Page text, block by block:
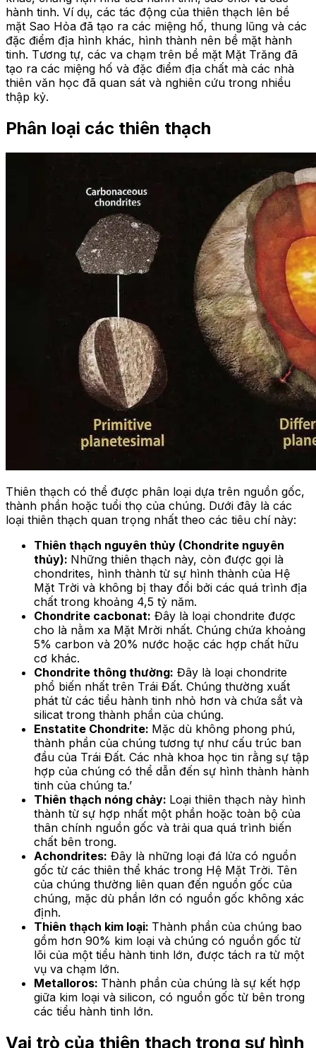
hành tinh. Ví dụ, các tác động của thiên thạch lên bề
mặt Sao Hỏa đã tạo ra các miệng hố, thung lũng và các
đặc điểm địa hình khác, hình thành nên bề mặt hành
tinh. Tương tự, các va chạm trên bề mặt Mặt Trăng đã
tạo ra các miệng hố và đặc điểm địa chất mà các nhà
thiên văn học đã quan sát và nghiên cứu trong nhiều
thập kỷ.
Phân loại các thiên thạch
Thiên thạch có thể được phân loại dựa trên nguồn gốc,
thành phần hoặc tuổi thọ của chúng. Dưới đây là các
loại thiên thạch quan trọng nhất theo các tiêu chí này:
Thiên thạch nguyên thủy (Chondrite nguyên
thủy): Những thiên thạch này, còn được gọi là
chondrites, hình thành từ sự hình thành của Hệ
Mặt Trời và không bị thay đổi bởi các quá trình địa
chất trong khoảng 4,5 tỷ năm.
Chondrite cacbonat: Đây là loại chondrite được
cho là nằm xa Mặt Mrời nhất. Chúng chứa khoảng
5% carbon và 20% nước hoặc các hợp chất hữu
cơ khác.
Chondrite thông thường: Đây là loại chondrite
phổ biến nhất trên Trái Đất. Chúng thường xuất
phát từ các tiểu hành tinh nhỏ hơn và chứa sắt và
silicat trong thành phần của chúng.
Enstatite Chondrite: Mặc dù không phong phú,
thành phần của chúng tương tự như cấu trúc ban
đầu của Trái Đất. Các nhà khoa học tin rằng sự tập
hợp của chúng có thể dẫn đến sự hình thành hành
tinh của chúng ta.’
Thiên thạch nóng chảy: Loại thiên thạch này hình
thành từ sự hợp nhất một phần hoặc toàn bộ của
thân chính nguồn gốc và trải qua quá trình biến
chất bên trong.
Achondrites: Đây là những loại đá lửa có nguồn
gốc từ các thiên thể khác trong Hệ Mặt Trời. Tên
của chúng thường liên quan đến nguồn gốc của
chúng, mặc dù phần lớn có nguồn gốc không xác
định.
Thiên thạch kim loại: Thành phần của chúng bao
gồm hơn 90% kim loại và chúng có nguồn gốc từ
lõi của một tiểu hành tinh lớn, được tách ra từ một
vụ va chạm lớn.
Metalloros: Thành phần của chúng là sự kết hợp
giữa kim loại và silicon, có nguồn gốc từ bên trong
các tiểu hành tinh lớn.
Vai trò của thiên thạch trong sự hình